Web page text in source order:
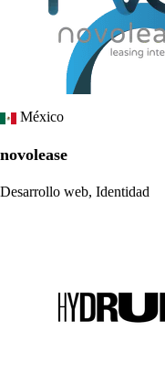
México
novolease
Desarrollo web, Identidad